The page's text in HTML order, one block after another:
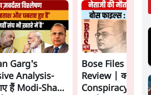
Garg's
Analysis-
हैं Modi-Shah,
Bose Files Film
Review | क्या
Conspiracy का